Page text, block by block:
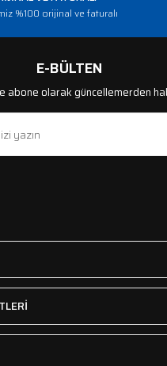
%100 orijinal ve faturalı
E-BÜLTEN
abone olarak güncellemerden